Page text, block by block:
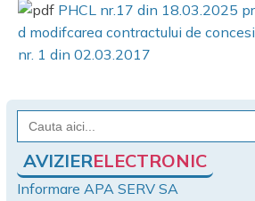
PHCL nr.17 din 18.03.2025
d modifcarea contractului de
nr. 1 din 02.03.2017
Search
for:
AVIZIERELECTRONIC
Informare APA SERV SA